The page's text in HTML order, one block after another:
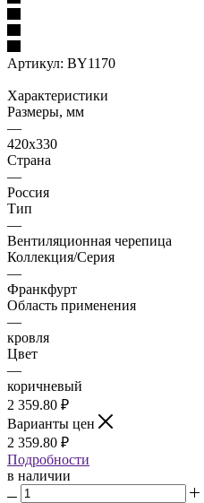
Артикул: BY1170
Характеристики
Размеры, мм
—
420x330
Страна
—
Россия
Тип
—
Вентиляционная черепица
Коллекция/Серия
—
Франкфурт
Область применения
—
кровля
Цвет
—
коричневый
2 359.80 ₽
Варианты цен
2 359.80 ₽
Подробности
в наличии